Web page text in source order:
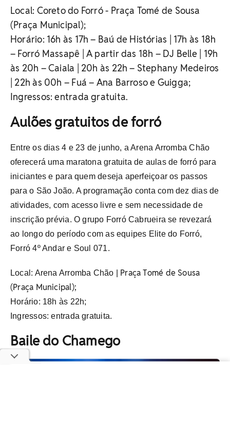
Local: Coreto do Forró - Praça Tomé de Sousa
(Praça Municipal);
Horário: 16h às 17h – Baú de Histórias | 17h às 18h
– Forró Massapê | A partir das 18h – DJ Belle | 19h
às 20h – Caiala | 20h às 22h – Stephany Medeiros
22h às 00h – Fuá – Ana Barroso e Guigga;
Ingressos: entrada gratuita.
Aulões gratuitos de forró
Entre os dias 4 e 23 de junho, a Arena Arromba Chão
oferecerá uma maratona gratuita de aulas de forró para
iniciantes e para quem deseja aperfeiçoar os passos
para o São João. A programação conta com dez dias de
atividades, com acesso livre e sem necessidade de
inscrição prévia. O grupo Forró Cabrueira se revezará
ao longo do período com as equipes Elite do Forró,
Forró 4º Andar e Soul 071.
Local: Arena Arromba Chão | Praça Tomé de Sousa
(Praça Municipal);
Horário: 18h às 22h;
Ingressos: entrada gratuita.
Baile do Chamego